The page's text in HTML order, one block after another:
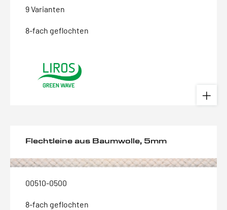
9 Varianten
8-fach geflochten
Flechtleine aus Baumwolle, 5mm
00510-0500
8-fach geflochten